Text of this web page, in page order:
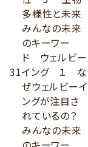
多様性と未来
31
みんなの未来
のキーワー
ド ウェルビー
イング １ な
ぜウェルビーイ
ングが注目さ
れているの？
みんなの未来